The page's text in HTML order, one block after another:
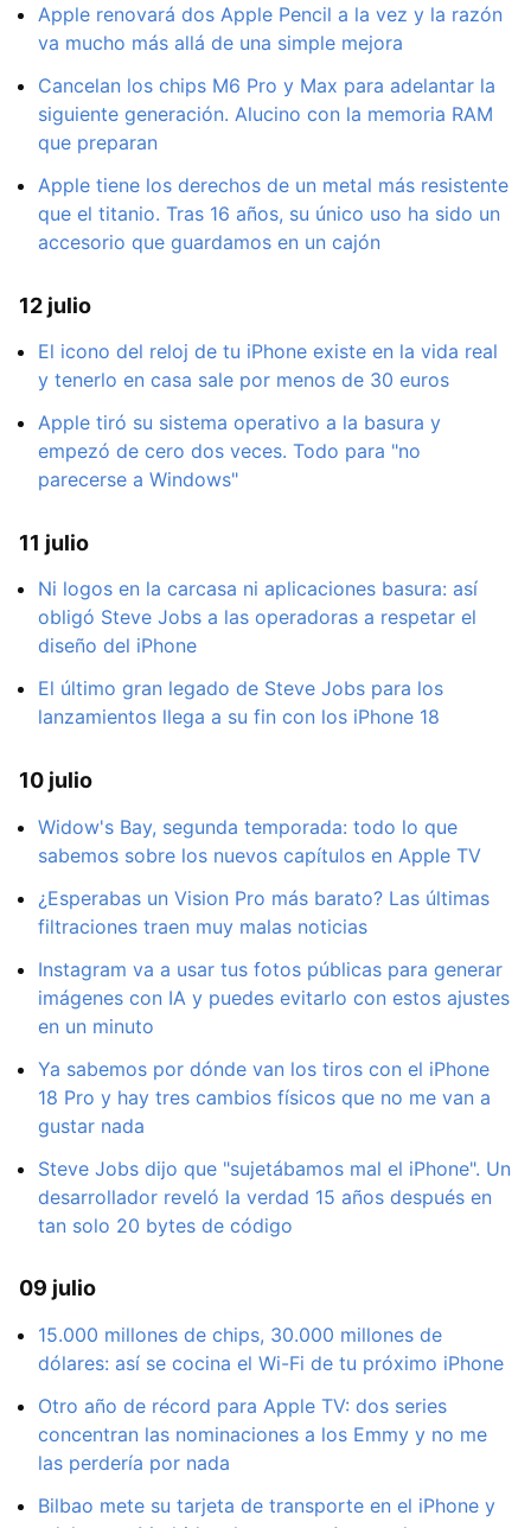
Apple renovará dos Apple Pencil a la vez y la razón
va mucho más allá de una simple mejora
Cancelan los chips M6 Pro y Max para adelantar la
siguiente generación. Alucino con la memoria RAM
que preparan
Apple tiene los derechos de un metal más resistente
que el titanio. Tras 16 años, su único uso ha sido un
accesorio que guardamos en un cajón
12 julio
El icono del reloj de tu iPhone existe en la vida real
y tenerlo en casa sale por menos de 30 euros
Apple tiró su sistema operativo a la basura y
empezó de cero dos veces. Todo para "no
parecerse a Windows"
11 julio
Ni logos en la carcasa ni aplicaciones basura: así
obligó Steve Jobs a las operadoras a respetar el
diseño del iPhone
El último gran legado de Steve Jobs para los
lanzamientos llega a su fin con los iPhone 18
10 julio
Widow's Bay, segunda temporada: todo lo que
sabemos sobre los nuevos capítulos en Apple TV
¿Esperabas un Vision Pro más barato? Las últimas
filtraciones traen muy malas noticias
Instagram va a usar tus fotos públicas para generar
imágenes con IA y puedes evitarlo con estos ajustes
en un minuto
Ya sabemos por dónde van los tiros con el iPhone
18 Pro y hay tres cambios físicos que no me van a
gustar nada
Steve Jobs dijo que "sujetábamos mal el iPhone". Un
desarrollador reveló la verdad 15 años después en
tan solo 20 bytes de código
09 julio
15.000 millones de chips, 30.000 millones de
dólares: así se cocina el Wi-Fi de tu próximo iPhone
Otro año de récord para Apple TV: dos series
concentran las nominaciones a los Emmy y no me
las perdería por nada
Bilbao mete su tarjeta de transporte en el iPhone y